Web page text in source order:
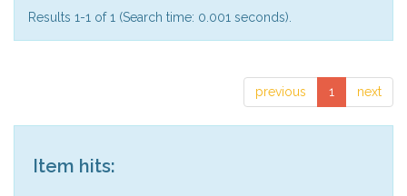
Results 1-1 of 1 (Search time: 0.001 seconds).
previous 1 next
Item hits: